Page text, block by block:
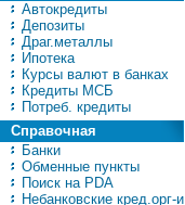
Автокредиты
Депозиты
Драг.металлы
Ипотека
Курсы валют в банках
Кредиты МСБ
Потреб. кредиты
Справочная
Банки
Обменные пункты
Поиск на PDA
Небанковские кред.орг-и